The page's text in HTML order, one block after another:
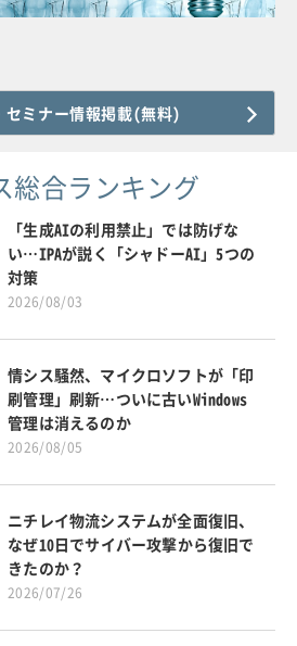
セミナー情報掲載(無料)
総合ランキング
「生成AIの利用禁止」では防げな
い…IPAが説く「シャドーAI」5つの
対策
2026/08/03
情シス騒然、マイクロソフトが「印
刷管理」刷新…ついに古いWindows
管理は消えるのか
2026/08/05
ニチレイ物流システムが全面復旧、
なぜ10日でサイバー攻撃から復旧で
きたのか？
2026/07/26